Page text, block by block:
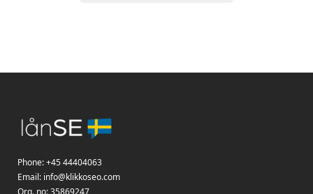
Phone:+45 44404063
Email: info@klikkoseo.com
Org. no: 35869247